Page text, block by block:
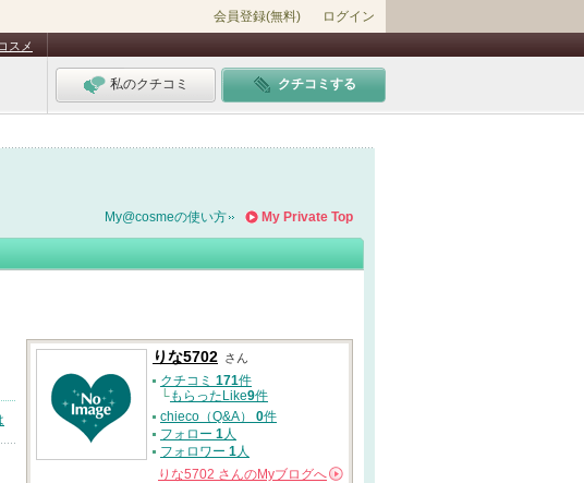
会員登録(無料) ログイン
スメ
私のクチコミ クチコミする
My Private Top
My@cosmeの使い方
りな5702 さん
クチコミ 171件
└もらったLike9件
chieco（Q&A） 0件
フォロー 1人
フォロワー 1人
りな5702 さんのMyブログへ